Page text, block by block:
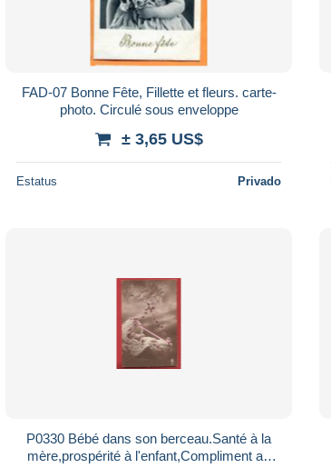
FAD-07 Bonne Fête, Fillette et fleurs. carte-
photo. Circulé sous enveloppe
± 3,65 US$
Estatus Privado
P0330 Bébé dans son berceau.Santé à la
mère,prospérité à l'enfant,Compliment au